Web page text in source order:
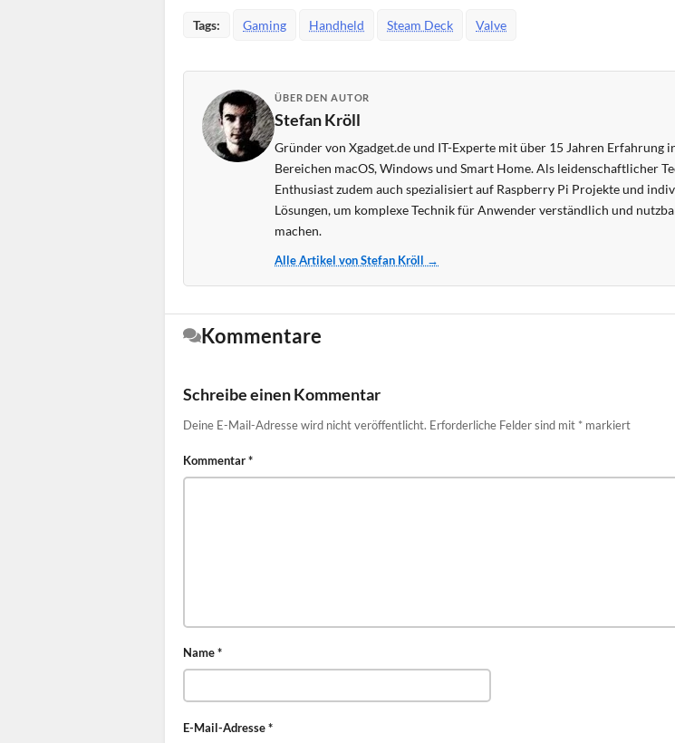
Tags: Gaming Handheld Steam Deck Valve
ÜBER DEN AUTOR
Stefan Kröll
Gründer von Xgadget.de und IT-Experte mit über 15 Jahren Erfahrung
Bereichen macOS, Windows und Smart Home. Als leidenschaftlicher
Enthusiast zudem auch spezialisiert auf Raspberry Pi Projekte und
Lösungen, um komplexe Technik für Anwender verständlich und
machen.
Alle Artikel von Stefan Kröll →
Kommentare
Schreibe einen Kommentar
Deine E-Mail-Adresse wird nicht veröffentlicht. Erforderliche Felder sind mit * markiert
Kommentar*
Name*
E-Mail-Adresse*